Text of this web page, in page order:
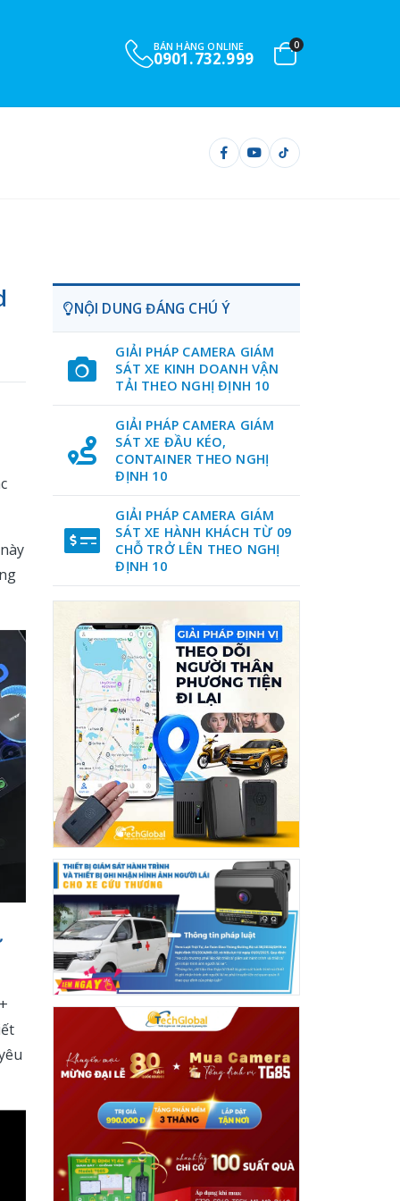
BÁN HÀNG ONLINE
0901.732.999
0
NỘI DUNG ĐÁNG CHÚ Ý
GIẢI PHÁP CAMERA GIÁM
SÁT XE KINH DOANH VẬN
TẢI THEO NGHỊ ĐỊNH 10
GIẢI PHÁP CAMERA GIÁM
SÁT XE ĐẦU KÉO,
CONTAINER THEO NGHỊ
ĐỊNH 10
GIẢI PHÁP CAMERA GIÁM
SÁT XE HÀNH KHÁCH TỪ 09
CHỖ TRỞ LÊN THEO NGHỊ
ĐỊNH 10